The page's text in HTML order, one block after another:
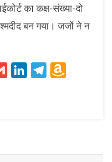
का कक्ष-संख्या-दो
बन गया। जजों ने न
GmailLinkedIn
Telegram